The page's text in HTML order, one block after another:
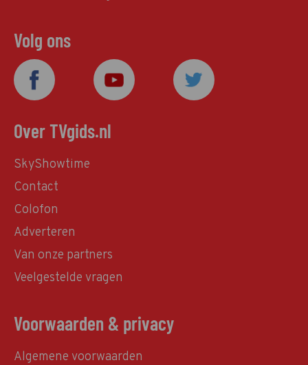
Volg ons
Over TVgids.nl
SkyShowtime
Contact
Colofon
Adverteren
Van onze partners
Veelgestelde vragen
Voorwaarden & privacy
Algemene voorwaarden